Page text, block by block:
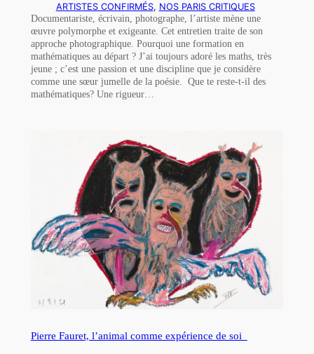
ARTISTES CONFIRMÉS, NOS PARIS CRITIQUES
Documentariste, écrivain, photographe, l’artiste mène une
œuvre polymorphe et exigeante. Cet entretien traite de son
approche photographique. Pourquoi une formation en
mathématiques au départ ? J’ai toujours adoré les maths, très
jeune ; c’est une passion et une discipline que je considère
comme une sœur jumelle de la poésie. Que te reste-t-il des
mathématiques? Une rigueur…
Pierre Fauret, l’animal comme expérience de soi